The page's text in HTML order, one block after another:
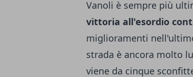
Vanoli è sempre più
vittoria all'esordio
miglioramenti
strada è ancora molto
viene da cinque